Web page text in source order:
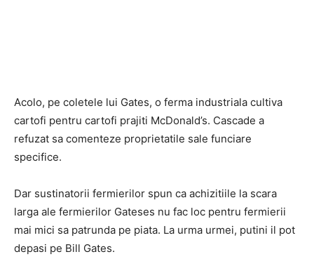
Acolo, pe coletele lui Gates, o ferma industriala cultiva
cartofi pentru cartofi prajiti McDonald’s. Cascade a
refuzat sa comenteze proprietatile sale funciare
specifice.
Dar sustinatorii fermierilor spun ca achizitiile la scara
larga ale fermierilor Gateses nu fac loc pentru fermierii
mai mici sa patrunda pe piata. La urma urmei, putini il pot
depasi pe Bill Gates.